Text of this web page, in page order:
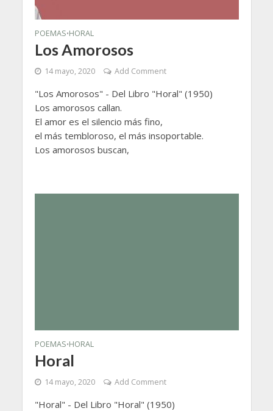
POEMAS•HORAL
Los Amorosos
14 mayo, 2020 Add Comment
"Los Amorosos" - Del Libro "Horal" (1950)
Los amorosos callan.
El amor es el silencio más fino,
el más tembloroso, el más insoportable.
Los amorosos buscan,
POEMAS•HORAL
Horal
14 mayo, 2020 Add Comment
"Horal" - Del Libro "Horal" (1950)